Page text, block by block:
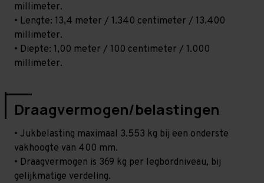
millimeter.
• Lengte: 13,4 meter / 1.340 centimeter / 13.400
millimeter.
• Diepte: 1,00 meter / 100 centimeter / 1.000
millimeter.
Draagvermogen/belastingen
• Jukbelasting maximaal 3.553 kg bij een onderste
vakhoogte van 400 mm.
• Draagvermogen is 369 kg per legbordniveau, bij
gelijkmatige verdeling.